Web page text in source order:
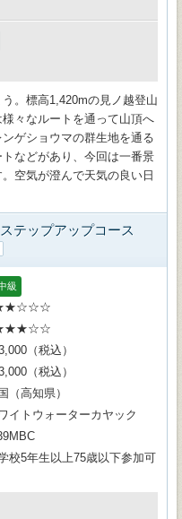
。標高1,420mの見ノ越登山
々なルートを通って山頂へ
ゲショウマの群生地を通る
などがあり、今回は一番景
空気が澄んで天気の良い日
テップアップコース
級
（税込）
（税込）
（高知県）
イトウォーターカヤック
校5年生以上75歳以下参加可